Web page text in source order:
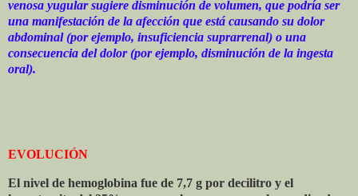
venosa yugular sugiere disminución de volumen, que podría ser
una manifestación de la afección que está causando su dolor
abdominal (por ejemplo, insuficiencia suprarrenal) o una
consecuencia del dolor (por ejemplo, disminución de la ingesta
oral).
EVOLUCIÓN
El nivel de hemoglobina fue de 7,7 g por decilitro y el